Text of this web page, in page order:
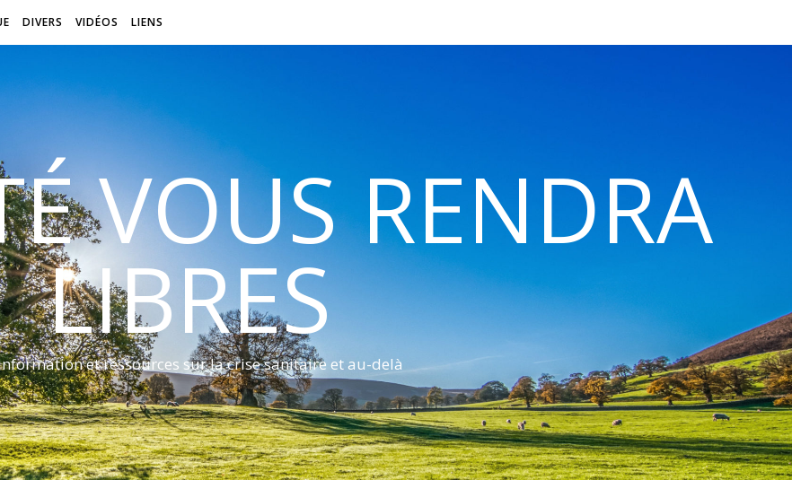
DIVERS VIDÉOS LIENS
VOUS RENDRA
LIBRES
et ressources sur la crise sanitaire et au-delà